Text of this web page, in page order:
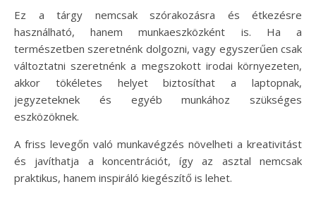
Ez a tárgy nemcsak szórakozásra és étkezésre
használható, hanem munkaeszközként is. Ha a
természetben szeretnénk dolgozni, vagy egyszerűen csak
változtatni szeretnénk a megszokott irodai környezeten,
akkor tökéletes helyet biztosíthat a laptopnak,
jegyzeteknek és egyéb munkához szükséges
eszközöknek.
A friss levegőn való munkavégzés növelheti a kreativitást
és javíthatja a koncentrációt, így az asztal nemcsak
praktikus, hanem inspiráló kiegészítő is lehet.